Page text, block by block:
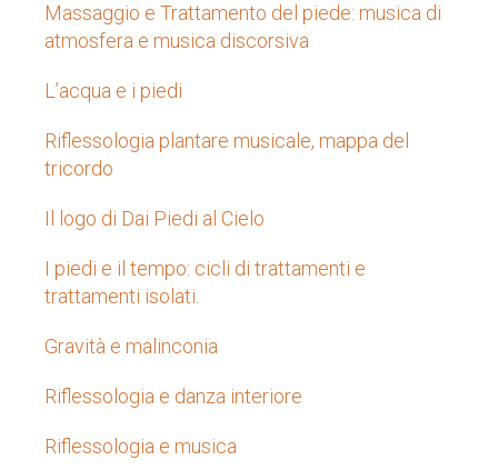
Massaggio e Trattamento del piede: musica di
atmosfera e musica discorsiva
L’acqua e i piedi
Riflessologia plantare musicale, mappa del
tricordo
Il logo di Dai Piedi al Cielo
I piedi e il tempo: cicli di trattamenti e
trattamenti isolati.
Gravità e malinconia
Riflessologia e danza interiore
Riflessologia e musica